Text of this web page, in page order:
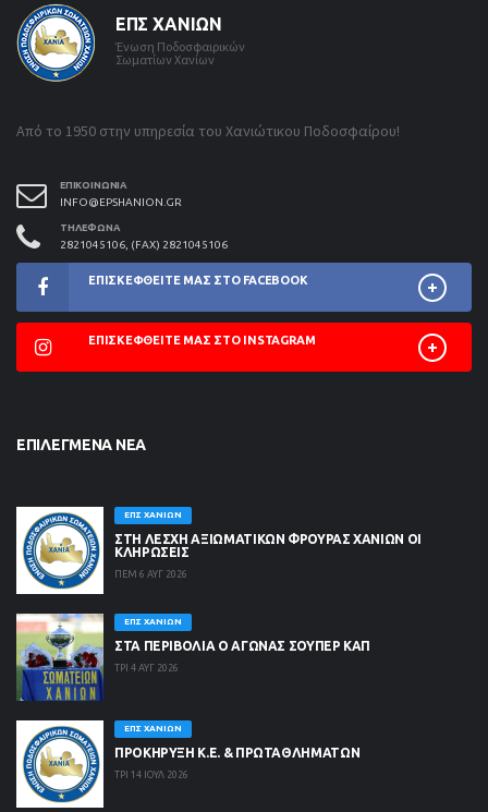
ΕΠΣ ΧΑΝΊΩΝ
Ένωση Ποδοσφαιρικών
Σωματίων Χανίων
Από το 1950 στην υπηρεσία του Χανιώτικου Ποδοσφαίρου!
ΕΠΙΚΟΙΝΩΝΊΑ
INFO@EPSHANION.GR
ΤΗΛΈΦΩΝΑ
2821045106, (FAX) 2821045106
ΕΠΙΣΚΕΦΘΕΊΤΕ ΜΑΣ ΣΤΟ FACEBOOK
ΕΠΙΣΚΕΦΘΕΊΤΕ ΜΑΣ ΣΤΟ INSTAGRAM
ΕΠΙΛΕΓΜΈΝΑ ΝΈΑ
ΕΠΣ ΧΑΝΊΩΝ
ΣΤΗ ΛΈΣΧΗ ΑΞΙΩΜΑΤΙΚΏΝ ΦΡΟΥΡΆΣ ΧΑΝΊΩΝ ΟΙ
ΚΛΗΡΏΣΕΙΣ
ΠΕΜ 6 ΑΥΓ 2026
ΕΠΣ ΧΑΝΊΩΝ
ΣΤΑ ΠΕΡΙΒΟΛΙΑ Ο ΑΓΩΝΑΣ ΣΟΥΠΕΡ ΚΑΠ
ΤΡΙ 4 ΑΥΓ 2026
ΕΠΣ ΧΑΝΊΩΝ
ΠΡΟΚΗΡΥΞΗ Κ.Ε. & ΠΡΩΤΑΘΛΗΜΑΤΩΝ
ΤΡΙ 14 ΙΟΥΛ 2026